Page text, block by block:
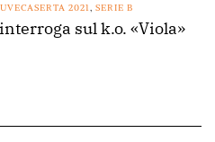
2021, SERIE B
sul k.o. «Viola»